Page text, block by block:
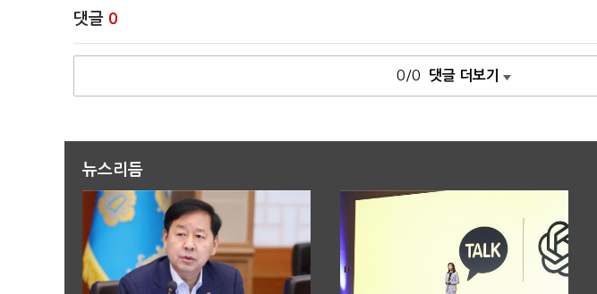
댓글 0
0/0 댓글 더보기
뉴스리듬